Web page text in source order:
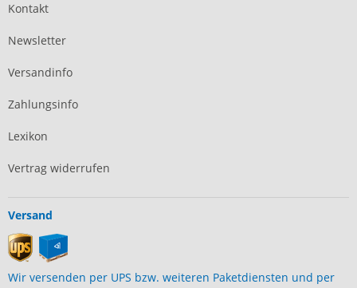
Kontakt
Newsletter
Versandinfo
Zahlungsinfo
Lexikon
Vertrag widerrufen
Versand
Wir versenden per UPS bzw. weiteren Paketdiensten und per